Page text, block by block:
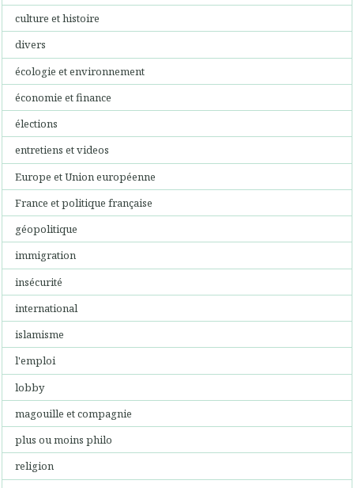
culture et histoire
divers
écologie et environnement
économie et finance
élections
entretiens et videos
Europe et Union européenne
France et politique française
géopolitique
immigration
insécurité
international
islamisme
l'emploi
lobby
magouille et compagnie
plus ou moins philo
religion